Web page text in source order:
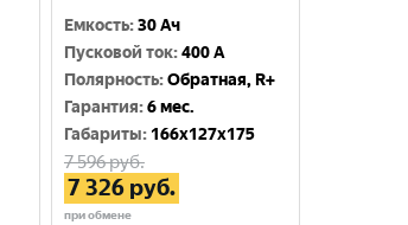
Емкость:30 Ач
Пусковой ток:400 A
Полярность:Обратная, R+
Гарантия:6 мес.
Габариты: 166x127x175
7 596руб.
7 326руб.
при обмене